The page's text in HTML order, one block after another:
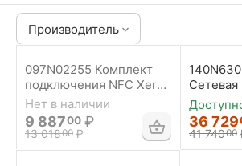
Производитель
097N02255 Комплект
подключения NFC Xerox
для Phaser 3330/WC
3335/3345
Нет в наличии
9 88700 ₽
13 01800 ₽
Сетевая
Phaser
36 729
41 74000